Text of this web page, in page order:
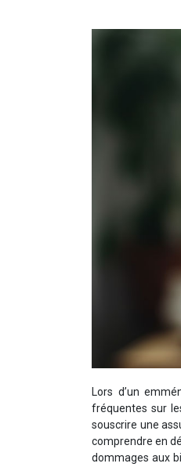
Lors d’un
fréquentes sur
souscrire une
comprendre en
dommages aux